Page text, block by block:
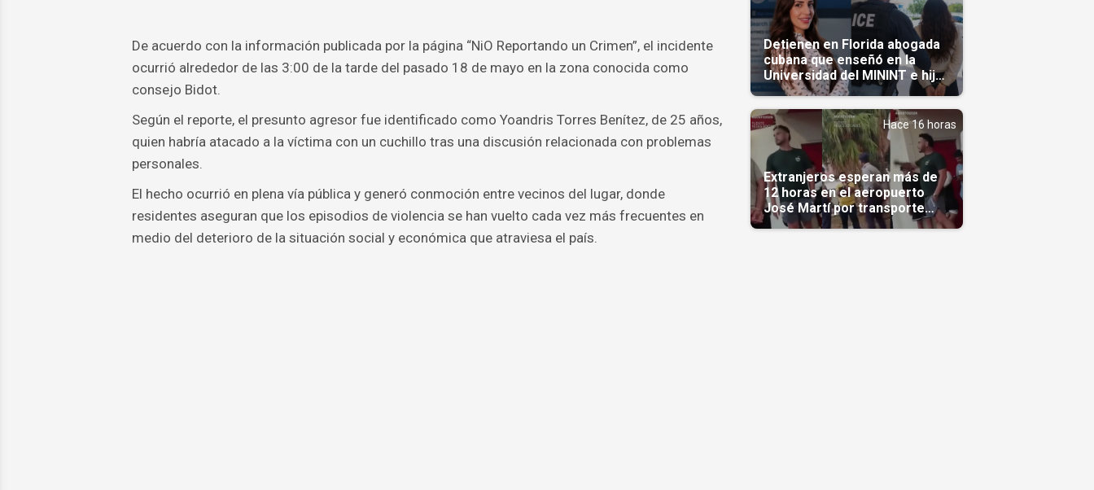
De acuerdo con la información publicada por la página “NiO Reportando un Crimen”, el incidente
ocurrió alrededor de las 3:00 de la tarde del pasado 18 de mayo en la zona conocida como
consejo Bidot.
Según el reporte, el presunto agresor fue identificado como Yoandris Torres Benítez, de 25 años,
quien habría atacado a la víctima con un cuchillo tras una discusión relacionada con problemas
personales.
El hecho ocurrió en plena vía pública y generó conmoción entre vecinos del lugar, donde
residentes aseguran que los episodios de violencia se han vuelto cada vez más frecuentes en
medio del deterioro de la situación social y económica que atraviesa el país.
Detienen en Florida abogada
cubana que enseñó en la
Universidad del MININT e hija
de diplomático cubano
Hace 16 horas
Extranjeros esperan más de
12 horas en el aeropuerto
José Martí por transporte
reservado semanas